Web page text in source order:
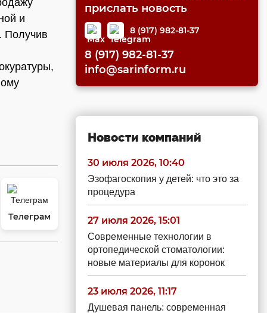
и
Получив
Телеграм
прислать новость
8 (917) 982-81-37
8 (917) 982-81-37
info@sarinform.ru
Новости компаний
30 июля 2026, 10:40
Эзофагоскопия у детей: что это за
процедура
27 июля 2026, 15:01
Современные технологии в
ортопедической стоматологии:
новые материалы для коронок
23 июля 2026, 11:17
Душевая панель: современная